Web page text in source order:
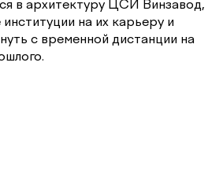
в архитектуру ЦСИ Винзавод,
на их карьеру и
с временной дистанции на